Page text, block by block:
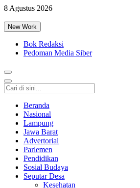
8 Agustus 2026
New Work
Bok Redaksi
Pedoman Media Siber
Beranda
Nasional
Lampung
Jawa Barat
Advertorial
Parlemen
Pendidikan
Sosial Budaya
Seputar Desa
Kesehatan